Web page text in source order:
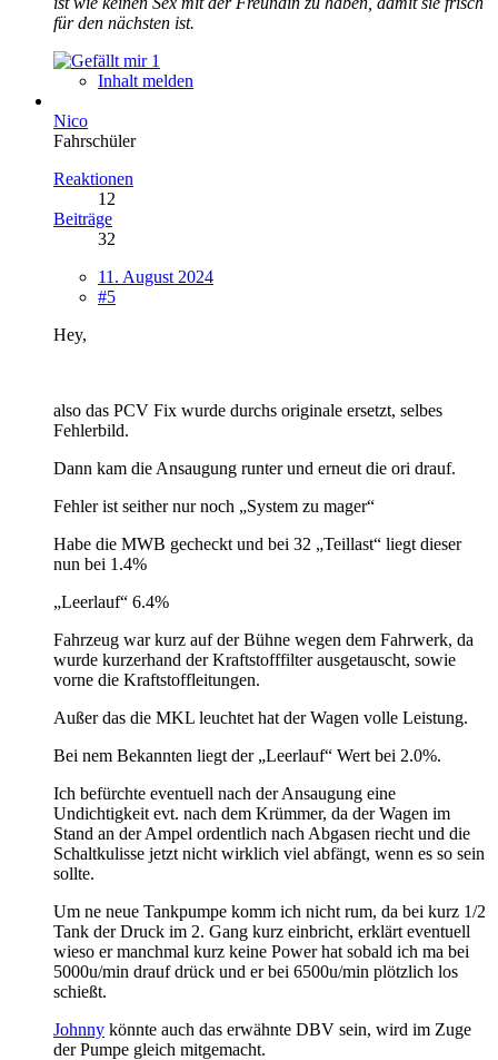
für den nächsten ist.
1
Inhalt melden
Nico
Fahrschüler
Reaktionen
12
Beiträge
32
11. August 2024
#5
Hey,
also das PCV Fix wurde durchs originale ersetzt, selbes
Fehlerbild.
Dann kam die Ansaugung runter und erneut die ori drauf.
Fehler ist seither nur noch „System zu mager“
Habe die MWB gecheckt und bei 32 „Teillast“ liegt dieser
nun bei 1.4%
„Leerlauf“ 6.4%
Fahrzeug war kurz auf der Bühne wegen dem Fahrwerk, da
wurde kurzerhand der Kraftstofffilter ausgetauscht, sowie
vorne die Kraftstoffleitungen.
Außer das die MKL leuchtet hat der Wagen volle Leistung.
Bei nem Bekannten liegt der „Leerlauf“ Wert bei 2.0%.
Ich befürchte eventuell nach der Ansaugung eine
Undichtigkeit evt. nach dem Krümmer, da der Wagen im
Stand an der Ampel ordentlich nach Abgasen riecht und die
Schaltkulisse jetzt nicht wirklich viel abfängt, wenn es so sein
sollte.
Um ne neue Tankpumpe komm ich nicht rum, da bei kurz 1/2
Tank der Druck im 2. Gang kurz einbricht, erklärt eventuell
wieso er manchmal kurz keine Power hat sobald ich ma bei
5000u/min drauf drück und er bei 6500u/min plötzlich los
schießt.
Johnny könnte auch das erwähnte DBV sein, wird im Zuge
der Pumpe gleich mitgemacht.